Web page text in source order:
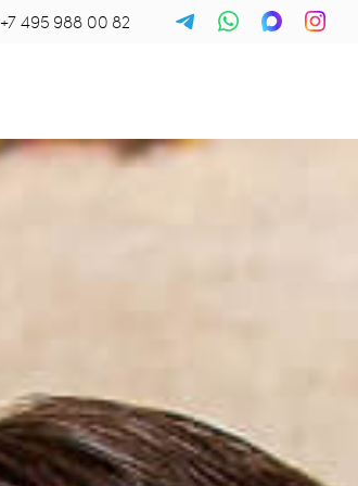
+7 495 988 00 82